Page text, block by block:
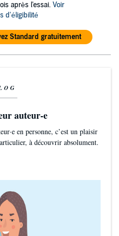
après l'essai. Voir
d'éligibilité
Standard gratuitement
auteur-e
en personne, c’est un plaisir
à découvrir absolument.